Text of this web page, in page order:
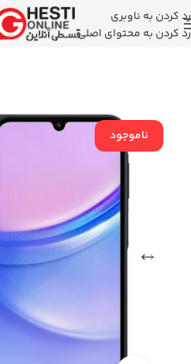
رد کردن به ناوبری
رد کردن به محتوای اصلی
ناموجود